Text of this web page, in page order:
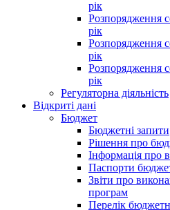
рік
Розпорядження
рік
Розпорядження
рік
Розпорядження
рік
Регуляторна діяльність
Відкриті дані
Бюджет
Бюджетні запити
Рішення про
Інформація про
Паспорти
Звіти про
програм
Перелік